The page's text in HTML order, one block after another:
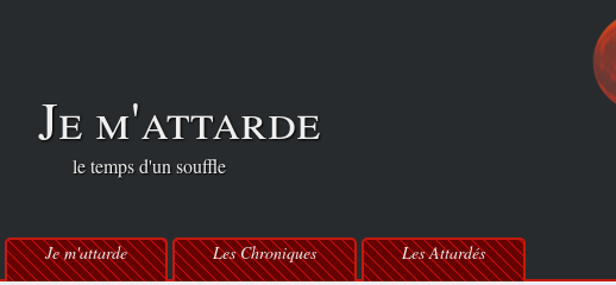
Je m'attarde
le temps d'un souffle
Je m'attarde Les Chroniques Les Attardés